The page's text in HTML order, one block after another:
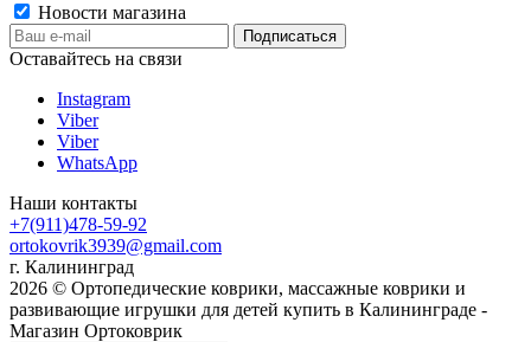
Новости магазина
Оставайтесь на связи
Instagram
Viber
Viber
WhatsApp
Наши контакты
+7(911)478-59-92
ortokovrik3939@gmail.com
г. Калининград
2026 © Ортопедические коврики, массажные коврики и
развивающие игрушки для детей купить в Калининграде -
Магазин Ортоковрик